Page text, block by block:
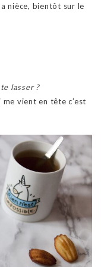
nièce, bientôt sur le
lasser ?
me vient en tête c’est